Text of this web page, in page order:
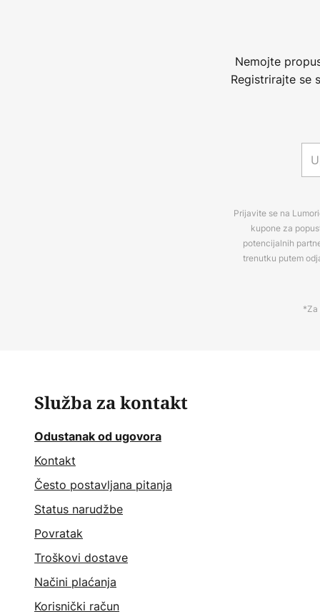
Nemojte
Registrirajte se
Prijavite se na
kupone za
potencijalnih
trenutku putem
*Za
Služba za kontakt
Odustanak od ugovora
Kontakt
Često postavljana pitanja
Status narudžbe
Povratak
Troškovi dostave
Načini plaćanja
Korisnički račun